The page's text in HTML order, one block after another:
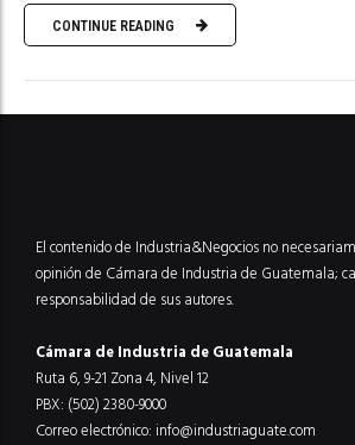
CONTINUE READING
El contenido de Industria&Negocios no
opinión de Cámara de Industria de Guatemala;
responsabilidad de sus autores.
Cámara de Industria de Guatemala
Ruta 6, 9-21 Zona 4, Nivel 12
PBX: (502) 2380-9000
Correo electrónico: info@industriaguate.com